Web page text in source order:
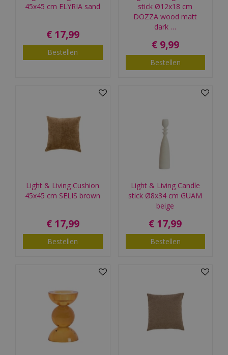
45x45 cm ELYRIA sand
€ 17,99
Bestellen
stick Ø12x18 cm
DOZZA wood matt
dark …
€ 9,99
Bestellen
Light & Living Cushion
45x45 cm SELIS brown
€ 17,99
Bestellen
Light & Living Candle
stick Ø8x34 cm GUAM
beige
€ 17,99
Bestellen